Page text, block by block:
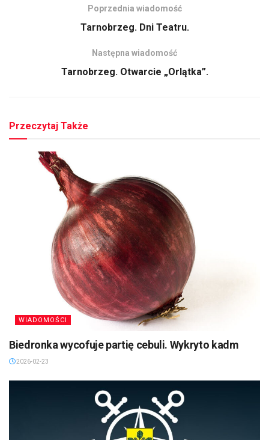
Poprzednia wiadomość
Tarnobrzeg. Dni Teatru.
Następna wiadomość
Tarnobrzeg. Otwarcie „Orlątka”.
Przeczytaj Także
WIADOMOŚCI
Biedronka wycofuje partię cebuli. Wykryto kadm
2026-02-23